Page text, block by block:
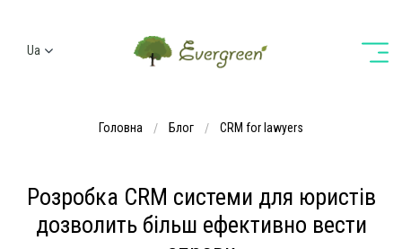
Ua
Головна Блог CRM for lawyers
Розробка CRM системи для юристів
дозволить більш ефективно вести